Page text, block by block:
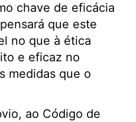
chave de eficácia
que este
no que à ética
e eficaz no
medidas que o
ao Código de